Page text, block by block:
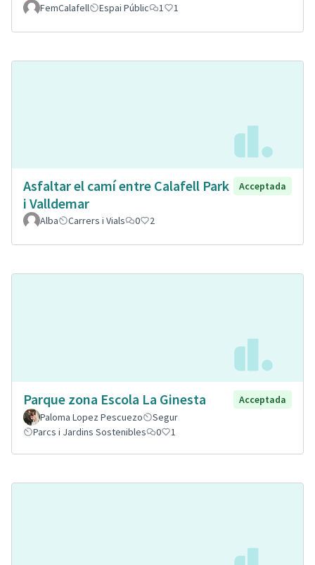
FemCalafell Espai Públic 1 1
Asfaltar el camí entre Calafell Park
i Valldemar
Acceptada
Alba Carrers i Vials 0 2
Parque zona Escola La Ginesta
Acceptada
Paloma Lopez Pescuezo
Segur
Parcs i Jardins Sostenibles
0 1